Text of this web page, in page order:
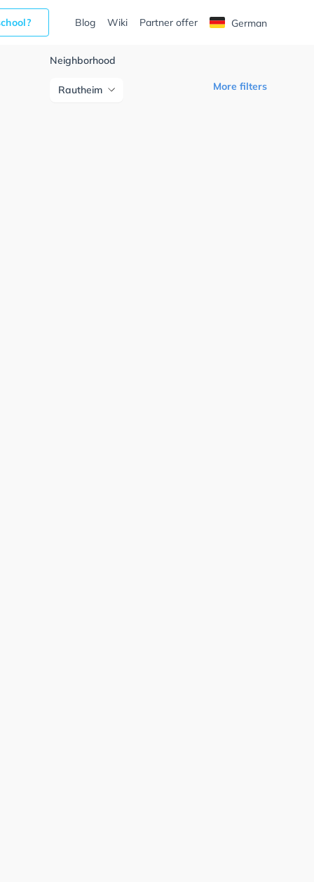
Blog Wiki Partner offer German
Neighborhood
Rautheim More filters